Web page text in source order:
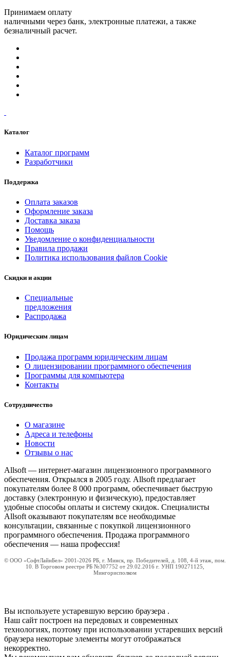
Принимаем оплату
наличными через банк, электронные платежи, а также
безналичный расчет.
Каталог
Каталог программ
Разработчики
Поддержка
Оплата заказов
Оформление заказа
Доставка заказа
Помощь
Уведомление о конфиденциальности
Правила продажи
Политика использования файлов Cookie
Скидки и акции
Специальные
предложения
Распродажа
Юридическим лицам
Продажа программ юридическим лицам
О лицензировании программного обеспечения
Программы для компьютера
Контакты
Сотрудничество
О магазине
Адреса и телефоны
Новости
Отзывы о нас
Allsoft — интернет-магазин лицензионного программного
обеспечения. Открылся в 2005 году. Allsoft предлагает
покупателям более 8 000 программ, обеспечивает быструю
доставку (электронную и физическую), предоставляет
удобные способы оплаты и систему скидок. Специалисты
Allsoft оказывают покупателям все необходимые
консультации, связанные с покупкой лицензионного
программного обеспечения. Продажа программного
обеспечения — наша профессия!
© ООО «СофтЛайнБел» 2001-2026 РБ, г. Минск, пр. Победителей, д. 108, 4-й этаж, пом.
10. В Торговом реестре РБ №307752 от 29.02.2016 г. УНП 190271125,
Мингорисполком
Вы используете устаревшую версию браузера .
Наш сайт построен на передовых и современных
технологиях, поэтому при использовании устаревших версий
браузера некоторые элементы могут отображаться
некорректно.